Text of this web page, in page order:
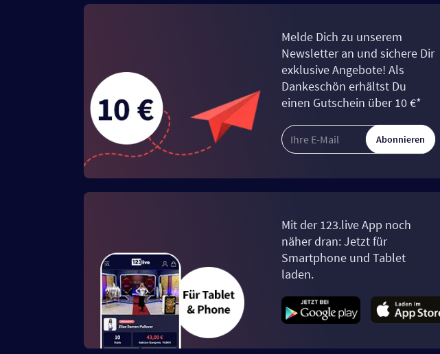
Melde Dich zu unserem
Newsletter an und sichere Dir
exklusive Angebote! Als
Dankeschön erhältst Du
einen Gutschein über 10 €*
Abonnieren
Mit der 123.live App noch
näher dran: Jetzt für
Smartphone und Tablet
laden.